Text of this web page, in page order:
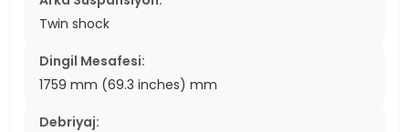
Twin shock
Dingil Mesafesi:
1759 mm (69.3 inches) mm
Debriyaj: